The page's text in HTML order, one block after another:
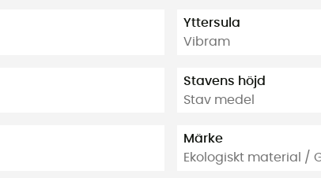
Yttersula
Vibram
Stavens höjd
Stav medel
Märke
Ekologiskt material /